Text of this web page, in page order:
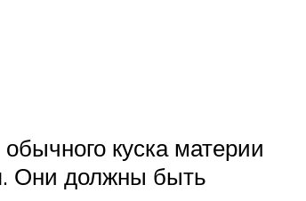
куска материи
Они должны быть